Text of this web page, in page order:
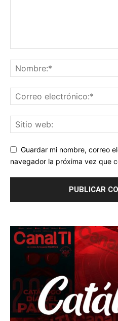
Guardar mi nombre, correo
navegador la próxima vez que